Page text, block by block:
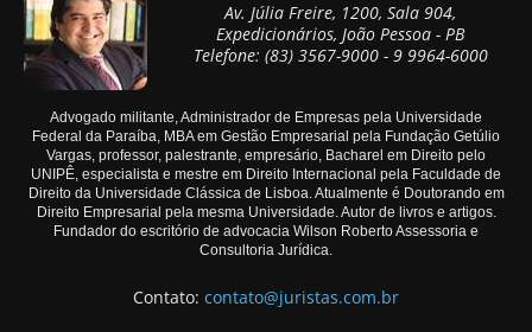
Av. Júlia Freire, 1200, Sala 904,
Expedicionários, João Pessoa - PB
Telefone: (83) 3567-9000 - 9 9964-6000
Advogado militante, Administrador de Empresas pela Universidade
Federal da Paraíba, MBA em Gestão Empresarial pela Fundação Getúlio
Vargas, professor, palestrante, empresário, Bacharel em Direito pelo
UNIPÊ, especialista e mestre em Direito Internacional pela Faculdade de
Direito da Universidade Clássica de Lisboa. Atualmente é Doutorando em
Direito Empresarial pela mesma Universidade. Autor de livros e artigos.
Fundador do escritório de advocacia Wilson Roberto Assessoria e
Consultoria Jurídica.
Contato: contato@juristas.com.br